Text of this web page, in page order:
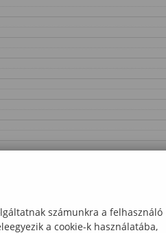
számunkra a felhasználó
a cookie-k használatába,